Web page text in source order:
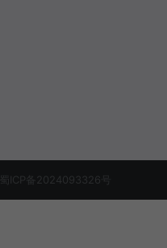
蜀ICP备2024093326号